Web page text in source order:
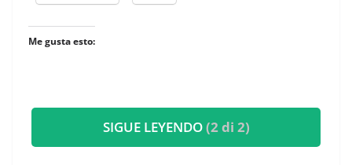
Me gusta esto:
SIGUE LEYENDO(2 di 2)